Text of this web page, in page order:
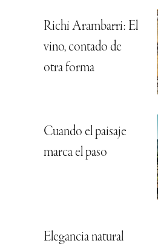
Richi Arambarri: El
vino, contado de
otra forma
Cuando el paisaje
marca el paso
Elegancia natural